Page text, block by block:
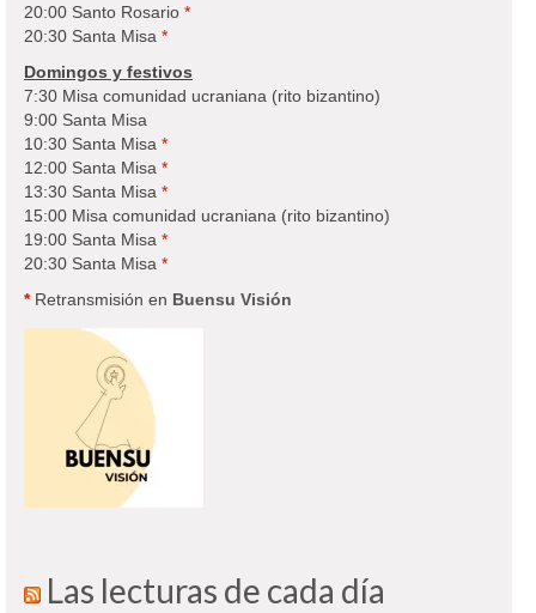
20:00 Santo Rosario *
20:30 Santa Misa *
Domingos y festivos
7:30 Misa comunidad ucraniana (rito bizantino)
9:00 Santa Misa
10:30 Santa Misa *
12:00 Santa Misa *
13:30 Santa Misa *
15:00 Misa comunidad ucraniana (rito bizantino)
19:00 Santa Misa *
20:30 Santa Misa *
*Retransmisión en Buensu Visión
Las lecturas de cada día